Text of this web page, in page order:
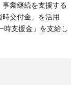
業継続を支援する
交付金」を活用
時支援金」を支給し